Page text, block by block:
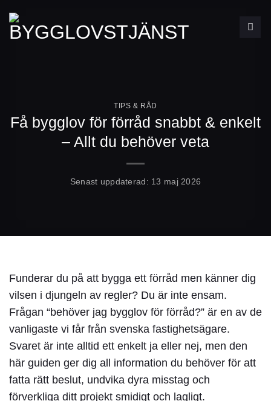
content
TIPS & RÅD
Få bygglov för förråd snabbt & enkelt
– Allt du behöver veta
Senast uppdaterad: 13 maj 2026
Funderar du på att bygga ett förråd men känner dig
vilsen i djungeln av regler? Du är inte ensam.
Frågan “behöver jag bygglov för förråd?” är en av de
vanligaste vi får från svenska fastighetsägare.
Svaret är inte alltid ett enkelt ja eller nej, men den
här guiden ger dig all information du behöver för att
fatta rätt beslut, undvika dyra misstag och
förverkliga ditt projekt smidigt och lagligt.